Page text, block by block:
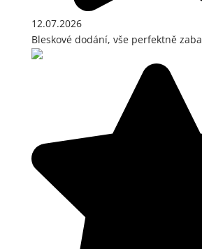
12.07.2026
Bleskové dodání, vše perfektně